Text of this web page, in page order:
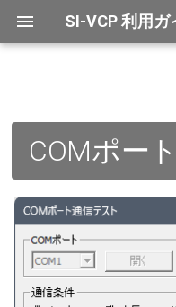
SI-VCP 利用ガ
を
COMポート
通信条件
送信
受信
ステータス
COMポー